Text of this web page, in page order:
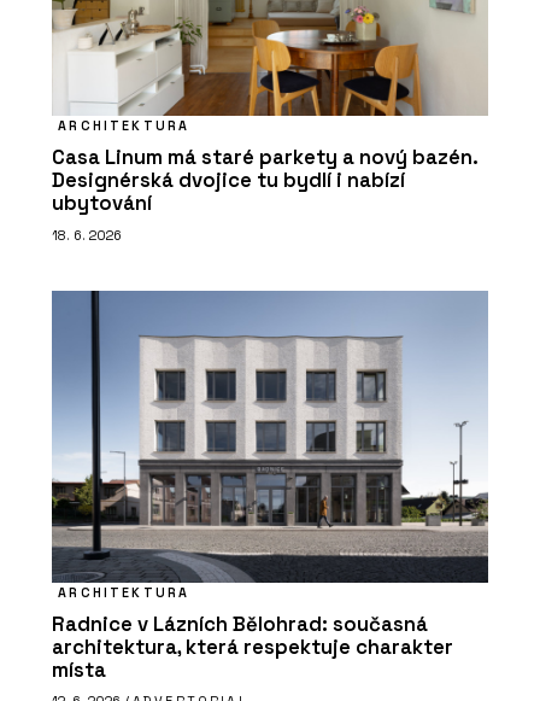
ARCHITEKTURA
Casa Linum má staré parkety a nový bazén.
Designérská dvojice tu bydlí i nabízí
ubytování
18. 6. 2026
ARCHITEKTURA
Radnice v Lázních Bělohrad: současná
architektura, která respektuje charakter
místa